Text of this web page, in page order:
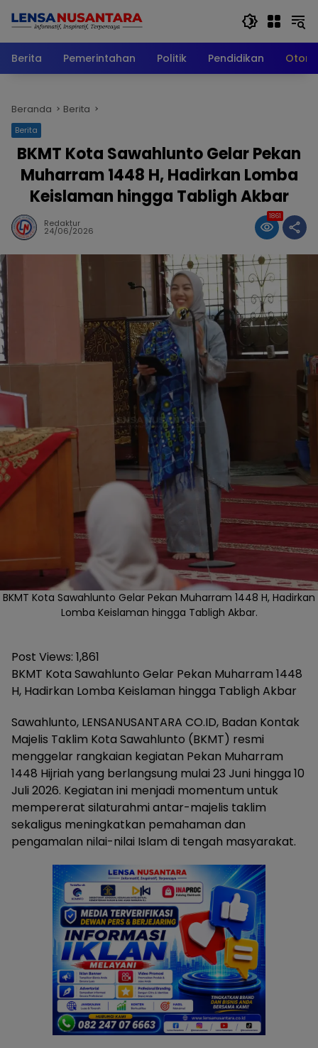
Berita
Pemerintahan Politik Pendidikan
Beranda Berita
Berita
BKMT Kota Sawahlunto Gelar Pekan
Muharram 1448 H, Hadirkan Lomba
Keislaman hingga Tabligh Akbar
Redaktur
24/06/2026
1861
BKMT Kota Sawahlunto Gelar Pekan Muharram 1448 H, Hadirkan
Lomba Keislaman hingga Tabligh Akbar.
Post Views: 1,861
BKMT Kota Sawahlunto Gelar Pekan Muharram 1448
H, Hadirkan Lomba Keislaman hingga Tabligh Akbar
Sawahlunto, LENSANUSANTARA CO.ID, Badan Kontak
Majelis Taklim Kota Sawahlunto (BKMT) resmi
menggelar rangkaian kegiatan Pekan Muharram
1448 Hijriah yang berlangsung mulai 23 Juni hingga 10
Juli 2026. Kegiatan ini menjadi momentum untuk
mempererat silaturahmi antar-majelis taklim
sekaligus meningkatkan pemahaman dan
pengamalan nilai-nilai Islam di tengah masyarakat.